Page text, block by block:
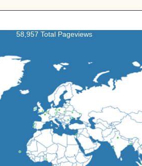
58,957 Total Pageviews